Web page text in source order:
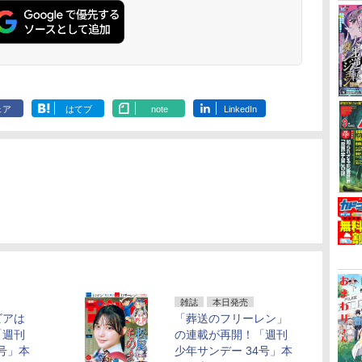
ア はてブ note LinkedIn
は
刊
」本
雑誌 本日発売
「葬送のフリーレン」
の連載が再開！「週刊
少年サンデー 34号」本